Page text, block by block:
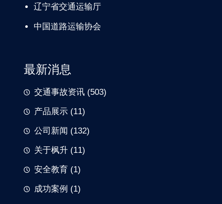
辽宁省交通运输厅
中国道路运输协会
最新消息
交通事故资讯 (503)
产品展示 (11)
公司新闻 (132)
关于枫升 (11)
安全教育 (1)
成功案例 (1)